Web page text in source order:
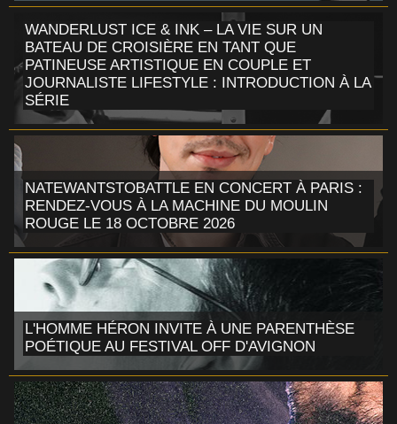
WANDERLUST ICE & INK – LA VIE SUR UN
BATEAU DE CROISIÈRE EN TANT QUE
PATINEUSE ARTISTIQUE EN COUPLE ET
JOURNALISTE LIFESTYLE : INTRODUCTION À LA
SÉRIE
NATEWANTSTOBATTLE EN CONCERT À PARIS :
RENDEZ-VOUS À LA MACHINE DU MOULIN
ROUGE LE 18 OCTOBRE 2026
L'HOMME HÉRON INVITE À UNE PARENTHÈSE
POÉTIQUE AU FESTIVAL OFF D'AVIGNON